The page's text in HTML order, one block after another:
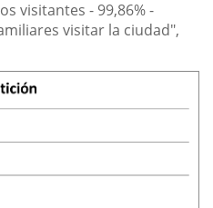
visitantes - 99,86% -
visitar la ciudad",